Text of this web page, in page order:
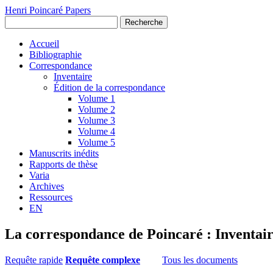
Henri Poincaré Papers
Recherche
Accueil
Bibliographie
Correspondance
Inventaire
Édition de la correspondance
Volume 1
Volume 2
Volume 3
Volume 4
Volume 5
Manuscrits inédits
Rapports de thèse
Varia
Archives
Ressources
EN
La correspondance de Poincaré :
Requête rapide Requête complexe Tous les documents